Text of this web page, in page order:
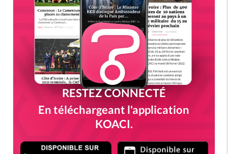
RESTEZ CONNECTÉ
En téléchargeant l'application
KOACI.